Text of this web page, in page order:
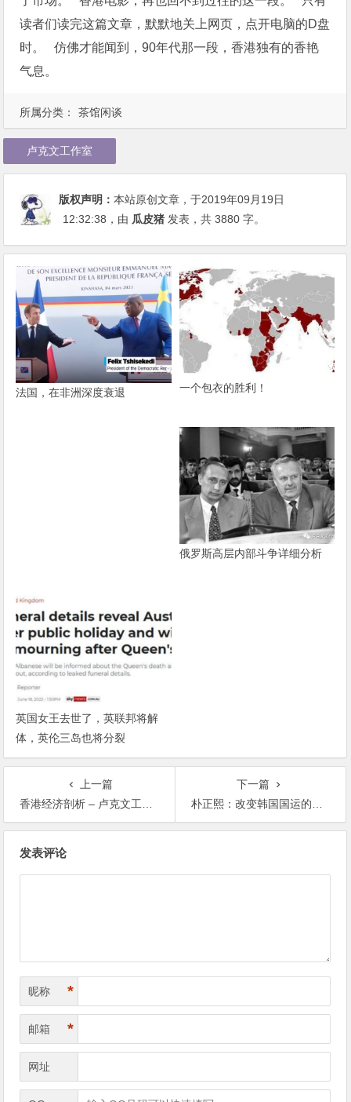
读者们读完这篇文章，默默地关上网页，点开电脑的D盘
时。 仿佛才能闻到，90年代那一段，香港独有的香艳
气息。
所属分类： 茶馆闲谈
卢克文工作室
版权声明：本站原创文章，于2019年09月19日
12:32:38 ，由 瓜皮猪 发表，共 3880 字。
法国，在非洲深度衰退 一个包衣的胜利！
俄罗斯高层内部斗争详细分析
英国女王去世了，英联邦将解
体，英伦三岛也将分裂
上一篇
香港经济剖析 – 卢克文工作室
下一篇
朴正熙：改变韩国国运的人 – 卢克文工作室
发表评论
昵称 *
邮箱 *
网址